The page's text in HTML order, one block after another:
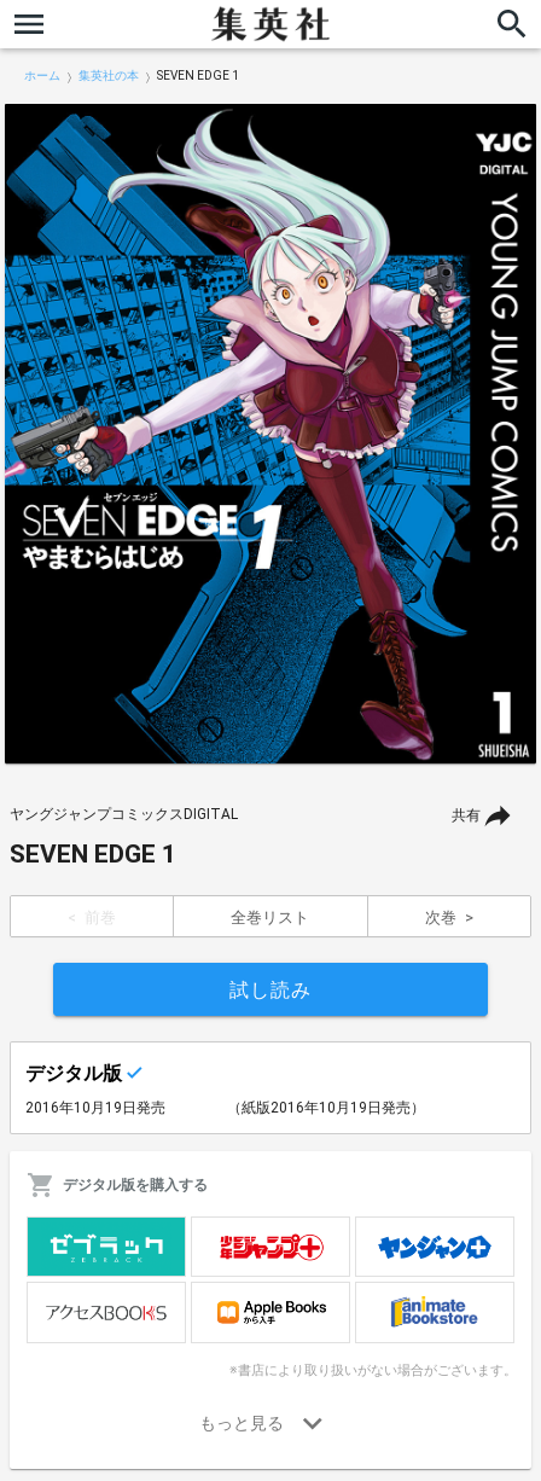
ホーム 集英社の本 SEVEN EDGE 1
共有
ヤングジャンプコミックスDIGITAL
SEVEN EDGE 1
前巻 全巻リスト 次巻
試し読み
デジタル版
2016年10月19日発売 （紙版2016年10月19日発売）
デジタル版を購入する
※書店により取り扱いがない場合がございます。